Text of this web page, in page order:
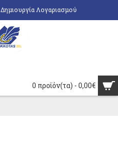
Δημιουργία Λογαριασμού
0 προϊόν(τα) - 0,00€